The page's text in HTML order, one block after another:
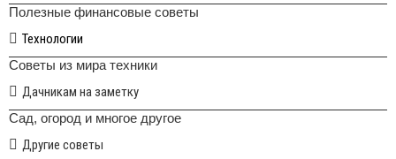
Полезные финансовые советы
Технологии
Советы из мира техники
Дачникам на заметку
Сад, огород и многое другое
Другие советы